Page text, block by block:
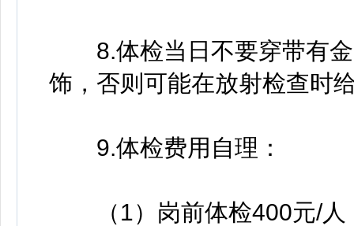
8.体检当日不要穿带有金
饰，否则可能在放射检查时
9.体检费用自理：
（1）岗前体检400元/人